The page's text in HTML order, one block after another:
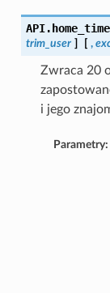
API.
trim_user ] [ ,
Zwraca 20
i jego
Parametry: